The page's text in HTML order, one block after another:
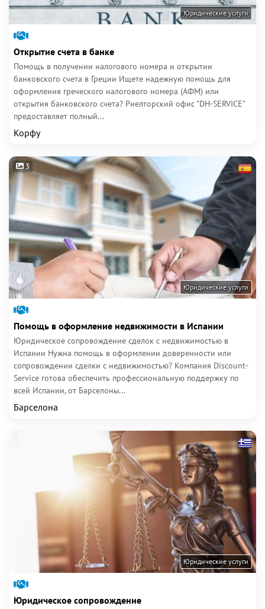
Юридические услуги
Открытие счета в банке
Помощь в получении налогового номера и открытии
банковского счета в Греции Ищете надежную помощь для
оформления греческого налогового номера (АФМ) или
открытия банковского счета? Риелторский офис "DH-SERVICE"
предоставляет полный...
Корфу
3
Юридические услуги
Помощь в оформление недвижимости в Испании
Юридическое сопровождение сделок с недвижимостью в
Испании Нужна помощь в оформлении доверенности или
сопровождении сделки с недвижимостью? Компания Discount-
Service готова обеспечить профессиональную поддержку по
всей Испании, от Барселоны...
Барселона
Юридические услуги
Юридическое сопровождение